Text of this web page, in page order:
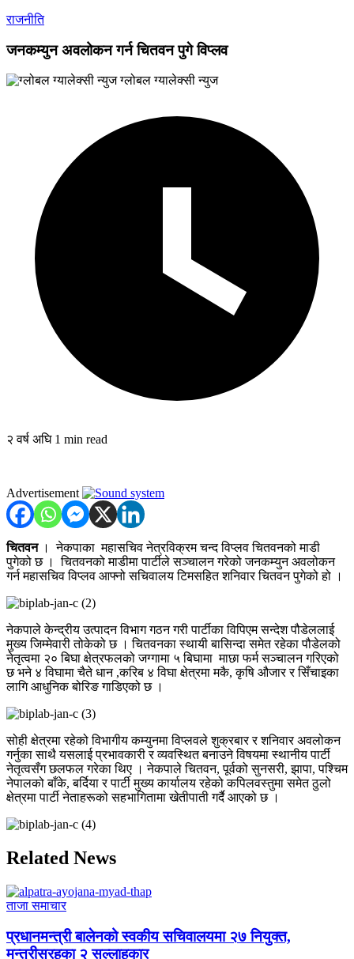
राजनीति
जनकम्युन अवलोकन गर्न चितवन पुगे विप्लव
ग्लोबल ग्यालेक्सी न्युज
२ वर्ष अघि 1 min read
Advertisement
चितवन। नेकपाका महासचिव नेत्रविक्रम चन्द विप्लव चितवनको माडी
पुगेको छ । चितवनको माडीमा पार्टीले सञ्चालन गरेको जनकम्युन अवलोकन
गर्न महासचिव विप्लव आफ्नो सचिवालय टिमसहित शनिवार चितवन पुगेको हो ।
नेकपाले केन्द्रीय उत्पादन विभाग गठन गरी पार्टीका विपिएम सन्देश पौडेललाई
मुख्य जिम्मेवारी तोकेको छ । चितवनका स्थायी बासिन्दा समेत रहेका पौडेलको
नेतृत्वमा २० बिघा क्षेत्रफलको जग्गामा ५ बिघामा माछा फर्म सञ्चालन गरिएको
छ भने ४ विघामा चैते धान ,करिब ४ विघा क्षेत्रमा मकै, कृषि औजार र सिँचाइका
लागि आधुनिक बोरिङ गाडिएको छ ।
सोही क्षेत्रमा रहेको विभागीय कम्युनमा विप्लवले शुक्रबार र शनिवार अवलोकन
गर्नुका साथै यसलाई प्रभावकारी र व्यवस्थित बनाउने विषयमा स्थानीय पार्टी
नेतृत्वसँग छलफल गरेका थिए । नेकपाले चितवन, पूर्वको सुनसरी, झापा, पश्चिम
नेपालको बाँके, बर्दिया र पार्टी मुख्य कार्यालय रहेको कपिलवस्तुमा समेत ठुलो
क्षेत्रमा पार्टी नेताहरूको सहभागितामा खेतीपाती गर्दै आएको छ ।
Related News
ताजा समाचार
प्रधानमन्त्री बालेनको स्वकीय सचिवालयमा २७ नियुक्त,
मन्त्रीसरहका २ सल्लाहकार